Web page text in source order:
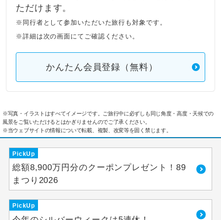
ただけます。
※同行者として参加いただいた旅行も対象です。
※詳細は次の画面にてご確認ください。
かんたん会員登録（無料）
※写真・イラストはすべてイメージです。ご旅行中に必ずしも同じ角度・高度・天候での
風景をご覧いただけるとはかぎりませんのでご了承ください。
※当ウェブサイトの情報について転載、複製、改変等を固く禁じます。
PickUp
総額8,900万円分のクーポンプレゼント！89
まつり2026
PickUp